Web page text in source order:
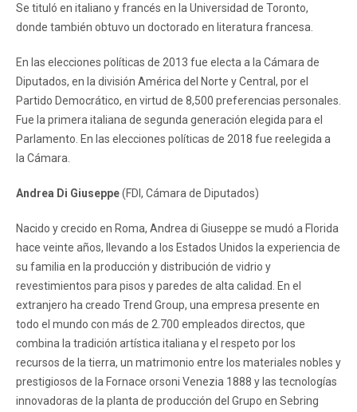
Se tituló en italiano y francés en la Universidad de Toronto,
donde también obtuvo un doctorado en literatura francesa.
En las elecciones políticas de 2013 fue electa a la Cámara de
Diputados, en la división América del Norte y Central, por el
Partido Democrático, en virtud de 8,500 preferencias personales.
Fue la primera italiana de segunda generación elegida para el
Parlamento. En las elecciones políticas de 2018 fue reelegida a
la Cámara.
Andrea Di Giuseppe(FDI, Cámara de Diputados)
Nacido y crecido en Roma, Andrea di Giuseppe se mudó a Florida
hace veinte años, llevando a los Estados Unidos la experiencia de
su familia en la producción y distribución de vidrio y
revestimientos para pisos y paredes de alta calidad. En el
extranjero ha creado Trend Group, una empresa presente en
todo el mundo con más de 2.700 empleados directos, que
combina la tradición artística italiana y el respeto por los
recursos de la tierra, un matrimonio entre los materiales nobles y
prestigiosos de la Fornace orsoni Venezia 1888 y las tecnologías
innovadoras de la planta de producción del Grupo en Sebring